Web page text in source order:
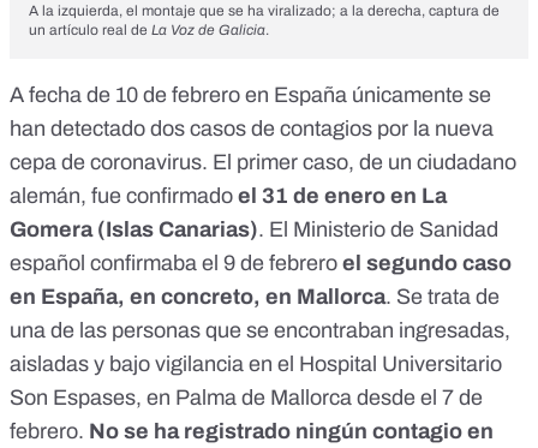
A la izquierda, el montaje que se ha viralizado; a la derecha, captura de
un artículo real de La Voz de Galicia.
A fecha de 10 de febrero en España únicamente se
han detectado dos casos de contagios por la nueva
cepa de coronavirus. El primer caso, de un ciudadano
alemán, fue confirmado el 31 de enero en La
Gomera(Islas Canarias). El Ministerio de Sanidad
español confirmaba el 9 de febrero el segundo caso
en España, en concreto, en Mallorca. Se trata de
una de las personas que se encontraban ingresadas,
aisladas y bajo vigilancia en el Hospital Universitario
Son Espases, en Palma de Mallorca desde el 7 de
febrero. No se ha registrado ningún contagio en